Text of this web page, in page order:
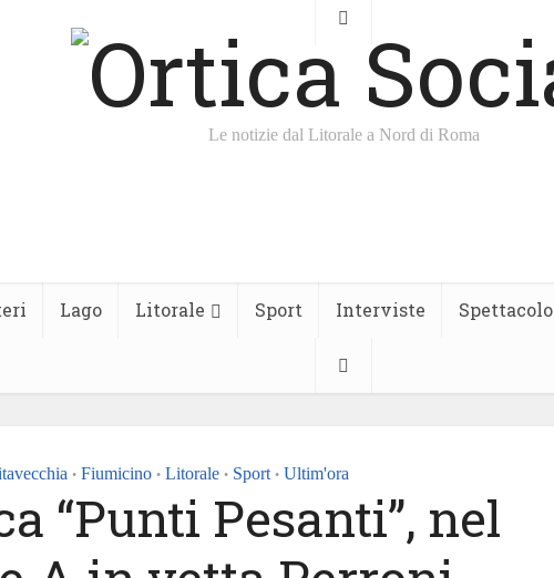
Le notizie dal Litorale a Nord di Roma
Lago Litorale Sport Interviste Spettacolo
• Fiumicino • Litorale • Sport • Ultim'ora
“Punti Pesanti”, nel